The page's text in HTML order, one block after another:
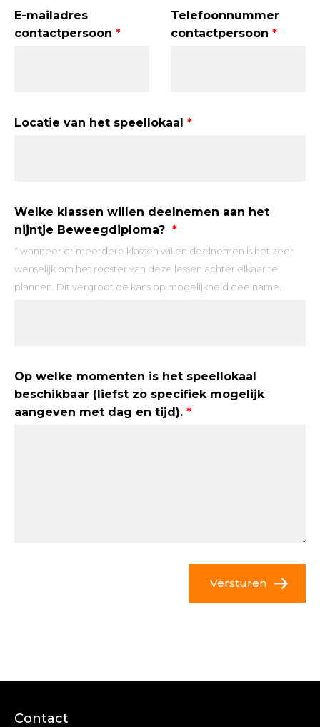
E-mailadres
contactpersoon
Telefoonnummer
contactpersoon
Locatie van het speellokaal
Welke klassen willen deelnemen aan het
nijntje Beweegdiploma?
* wanneer er meerdere klassen willen deelnemen is het zeer
wenselijk om het rooster van deze lessen achter elkaar te
plannen. Dit vergroot de kans op mogelijkheid deelname.
Op welke momenten is het speellokaal
beschikbaar (liefst zo specifiek mogelijk
aangeven met dag en tijd).
Versturen
Contact